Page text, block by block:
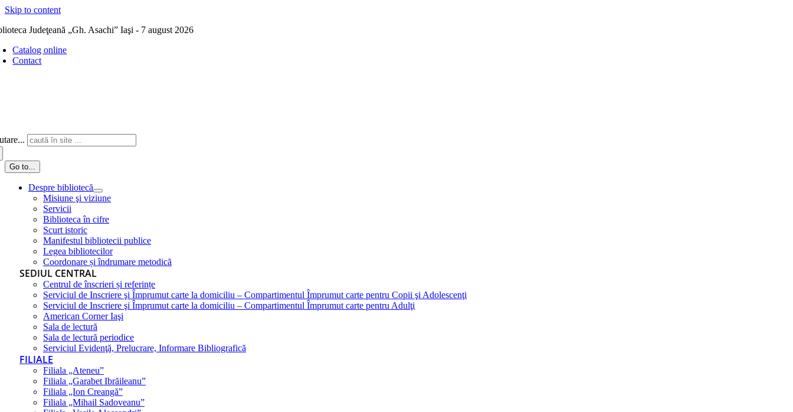
Skip to content
Judeţeană „Gh. Asachi” Iaşi - 7 august 2026
Catalog online
Contact
Go to...
Despre bibliotecă
Misiune şi viziune
Servicii
Biblioteca în cifre
Scurt istoric
Manifestul bibliotecii publice
Legea bibliotecilor
Coordonare și îndrumare metodică
SEDIUL CENTRAL
Centrul de înscrieri și referințe
Serviciul de Inscriere şi Împrumut carte la domiciliu – Compartimentul Împrumut carte pentru Copii şi Adolescenţi
Serviciul de Inscriere şi Împrumut carte la domiciliu – Compartimentul Împrumut carte pentru Adulţi
American Corner Iaşi
Sala de lectură
Sala de lectură periodice
Serviciul Evidenţă, Prelucrare, Informare Bibliografică
FILIALE
Filiala „Ateneu”
Filiala „Garabet Ibrăileanu”
Filiala „Ion Creangă”
Filiala „Mihail Sadoveanu”